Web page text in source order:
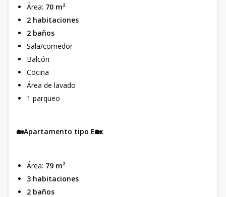
Área: 70 m²
2 habitaciones
2 baños
Sala/comedor
Balcón
Cocina
Área de lavado
1 parqueo
🏡Apartamento tipo E🏡:
Área: 79 m²
3 habitaciones
2 baños